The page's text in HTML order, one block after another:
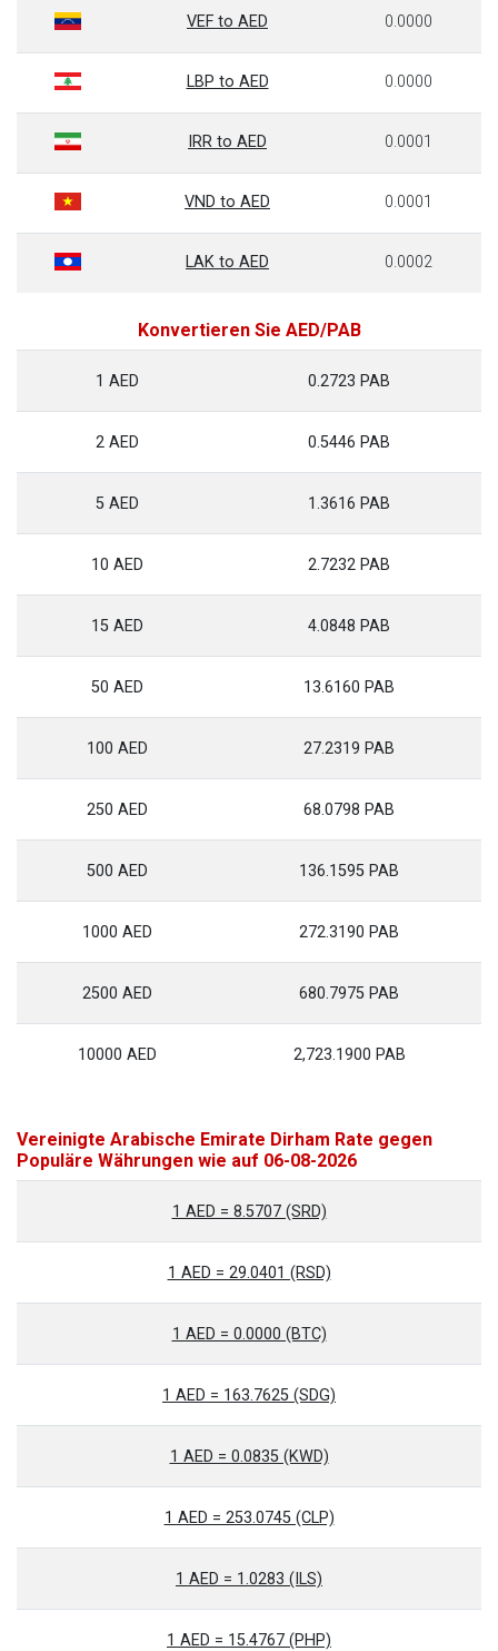
VEF to AED 0.0000
LBP to AED 0.0000
IRR to AED 0.0001
VND to AED 0.0001
LAK to AED 0.0002
Konvertieren Sie AED/PAB
1 AED 0.2723 PAB
2 AED 0.5446 PAB
5 AED 1.3616 PAB
10 AED 2.7232 PAB
15 AED 4.0848 PAB
50 AED 13.6160 PAB
100 AED 27.2319 PAB
250 AED 68.0798 PAB
500 AED 136.1595 PAB
1000 AED 272.3190 PAB
2500 AED 680.7975 PAB
10000 AED 2,723.1900 PAB
Vereinigte Arabische Emirate Dirham Rate gegen
Populäre Währungen wie auf 06-08-2026
1 AED = 8.5707 (SRD)
1 AED = 29.0401 (RSD)
1 AED = 0.0000 (BTC)
1 AED = 163.7625 (SDG)
1 AED = 0.0835 (KWD)
1 AED = 253.0745 (CLP)
1 AED = 1.0283 (ILS)
1 AED = 15.4767 (PHP)